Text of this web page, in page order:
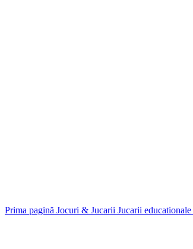
Prima pagină Jocuri & Jucarii Jucarii educationale